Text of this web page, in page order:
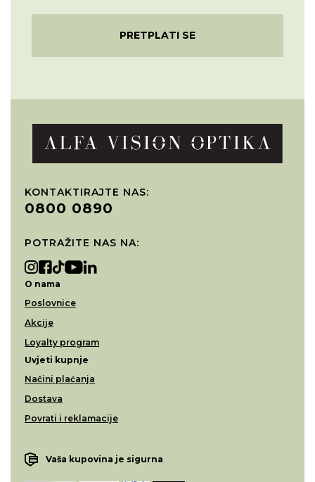
PRETPLATI SE
KONTAKTIRAJTE NAS:
0800 0890
POTRAŽITE NAS NA:
O nama
Poslovnice
Akcije
Loyalty program
Uvjeti kupnje
Načini plaćanja
Dostava
Povrati i reklamacije
Vaša kupovina je sigurna